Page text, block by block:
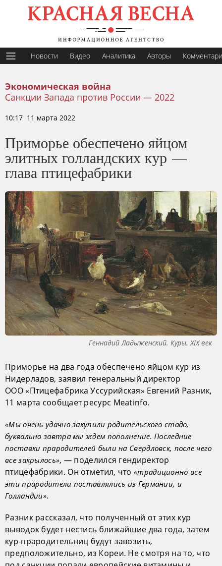
Новости Видео Аналитика Авторы
Экономическая война
Санкции Запада против России — 2022
10:17 11 марта 2022
Приморье обеспечено яйцом
элитных голландских кур —
глава птицефабрики
Геннадий Ладыженский. Куры. XIX век
Приморье на два года обеспечено яйцом кур из
Нидерладов, заявил генеральный директор
ООО «Птицефабрика Уссурийская» Евгений Разник,
11 марта сообщает ресурс Meatinfo.
«Мы очень удачно закупили родительского стадо,
буквально завтра мы ждем пополнение. Последние
поставки прародителей были на Свердловск, после чего
все закрылось», — поделился гендиректор
птицефабрики. Он отметил, что «традиционно все
эти прародители поставлялись из Германии, и
Голландии».
Разник рассказал, что полученный от этих кур
выводок будет нестись ближайшие два года, затем
кур-прародительниц будут завозить,
предположительно, из Кореи. Не смотря на то, что